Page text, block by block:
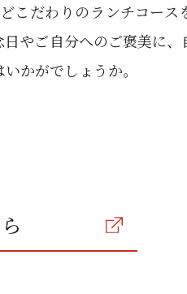
こだわりのランチコース
やご自分へのご褒美に、
かがでしょうか。